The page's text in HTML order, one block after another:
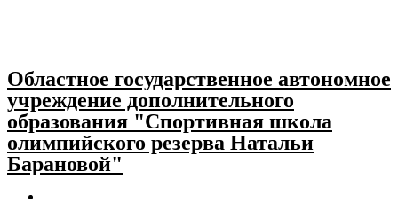
Областное государственное автономное
учреждение дополнительного
образования "Спортивная школа
олимпийского резерва Натальи
Барановой"